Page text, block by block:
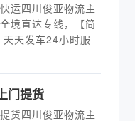
运四川俊亚物流主
境直达专线，【简
天发车24小时服
门提货
货四川俊亚物流主